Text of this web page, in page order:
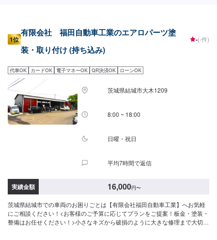
1位
有限会社 福田自動車工業のエアロパーツ塗
装・取り付け (持ち込み)
-(-件)
代車OK カードOK 電子マネーOK QR決済OK ローンOK
茨城県結城市大木1209
8:00 ~ 18:00
日曜・祝日
平均7時間で返信
実績金額 16,000円〜
茨城県結城市での車両のお困りごとは【有限会社福田自動車工業】へお気軽
にご相談ください！<お客様のご予算に応じてプランをご提案！板金・塗装・
整備はお任せください！>小さなキズから破損のように大きな修理まで大切な